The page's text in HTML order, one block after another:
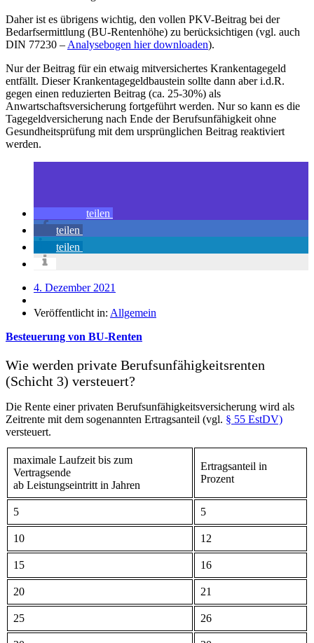
Daher ist es übrigens wichtig, den vollen PKV-Beitrag bei der
Bedarfsermittlung (BU-Rentenhöhe) zu berücksichtigen (vgl. auch
DIN 77230 – Analysebogen hier downloaden).
Nur der Beitrag für ein etwaig mitversichertes Krankentagegeld
entfällt. Dieser Krankentagegeldbaustein sollte dann aber i.d.R.
gegen einen reduzierten Beitrag (ca. 25-30%) als
Anwartschaftsversicherung fortgeführt werden. Nur so kann es die
Tagegeldversicherung nach Ende der Berufsunfähigkeit ohne
Gesundheitsprüfung mit dem ursprünglichen Beitrag reaktiviert
werden.
teilen
teilen
teilen
4. Dezember 2021
Veröffentlicht in: Allgemein
Besteuerung von BU-Renten
Wie werden private Berufsunfähigkeitsrenten
(Schicht 3) versteuert?
Die Rente einer privaten Berufsunfähigkeitsversicherung wird als
Zeitrente mit dem sogenannten Ertragsanteil (vgl. § 55 EstDV)
versteuert.
maximale Laufzeit bis zum
Vertragsende
ab Leistungseintritt in Jahren
Ertragsanteil in
Prozent
5 5
10 12
15 16
20 21
25 26